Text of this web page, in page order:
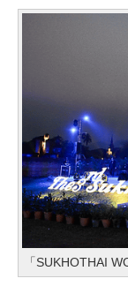
「SUKHOTHAI